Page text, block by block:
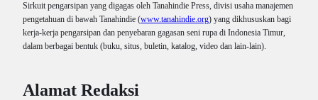
Sirkuit pengarsipan yang digagas oleh Tanahindie Press, divisi usaha manajemen
pengetahuan di bawah Tanahindie (www.tanahindie.org) yang dikhususkan bagi
kerja-kerja pengarsipan dan penyebaran gagasan seni rupa di Indonesia Timur,
dalam berbagai bentuk (buku, situs, buletin, katalog, video dan lain-lain).
Alamat Redaksi